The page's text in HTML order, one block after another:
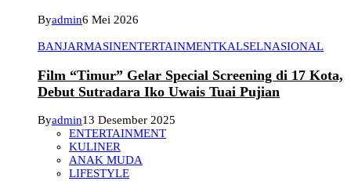
Byadmin6 Mei 2026
BANJARMASINENTERTAINMENTKALSELNASIONAL
Film “Timur” Gelar Special Screening di 17 Kota,
Debut Sutradara Iko Uwais Tuai Pujian
Byadmin13 Desember 2025
ENTERTAINMENT
KULINER
ANAK MUDA
LIFESTYLE